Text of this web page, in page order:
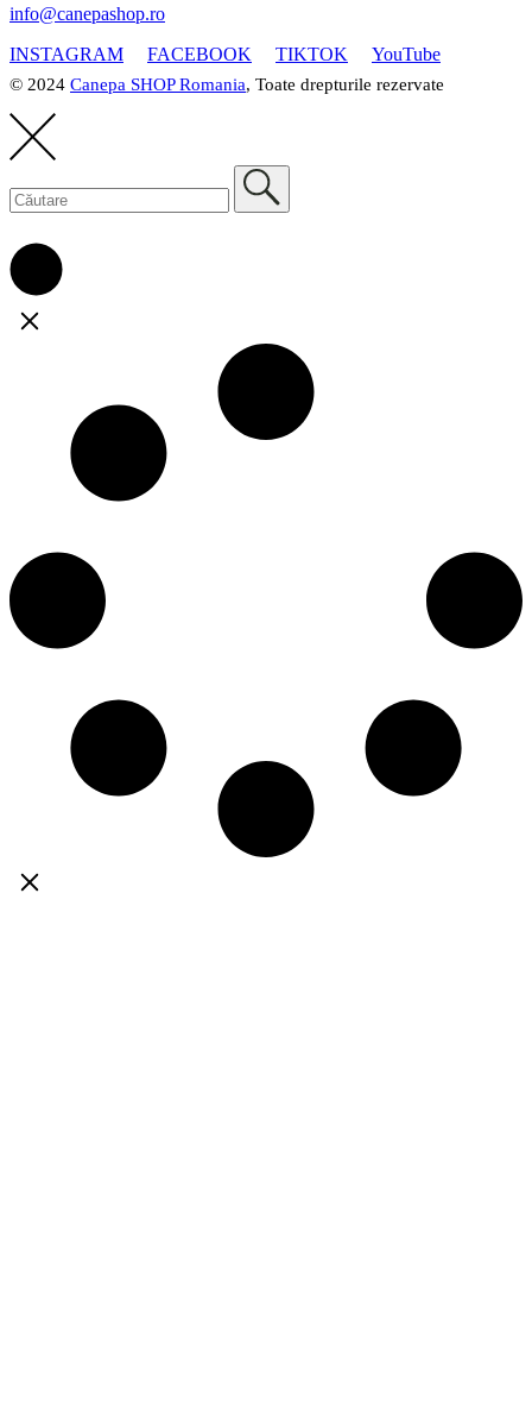
info@canepashop.ro
INSTAGRAM
FACEBOOK TIKTOK YouTube
© 2024 Canepa SHOP Romania, Toate drepturile rezervate